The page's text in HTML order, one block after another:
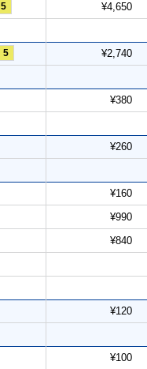
5 ¥4,650
5 ¥2,740
¥380
¥260
¥160
¥990
¥840
¥120
¥100